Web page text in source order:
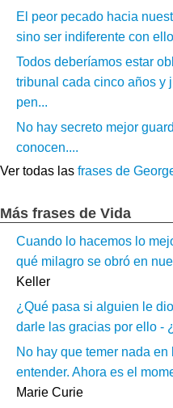
El peor pecado hacia
sino ser indiferente con
Todos deberíamos estar
tribunal cada cinco años y
pen...
No hay secreto mejor
conocen....
Ver todas las frases de
Más frases de Vida
Cuando lo hacemos lo
qué milagro se obró en
Keller
¿Qué pasa si alguien le
darle las gracias por ello -
No hay que temer nada
entender. Ahora es el
Marie Curie